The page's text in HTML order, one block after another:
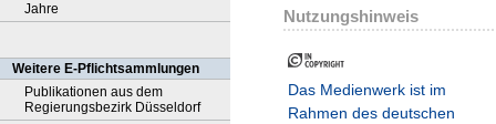
Jahre
Weitere E-Pflichtsammlungen
Publikationen aus dem
Regierungsbezirk Düsseldorf
Nutzungshinweis
Das Medienwerk ist im
Rahmen des deutschen